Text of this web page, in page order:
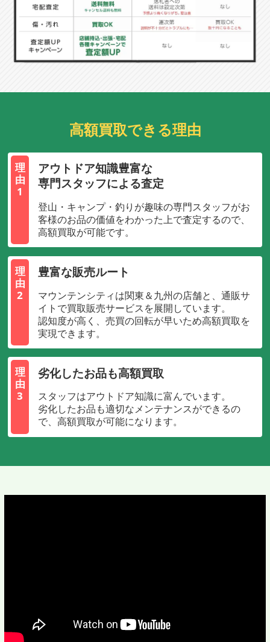
高額買取できる理由
理
由
1
アウトドア知識豊富な
専門スタッフによる査定
登山・キャンプ・釣りが趣味の専門スタッフがお
客様のお品の価値をわかった上で査定するので、
高額買取が可能です。
理
由
2
豊富な販売ルート
マウンテンシティは関東＆九州の店舗と、通販サ
イトで買取販売サービスを展開しています。
認知度が高く、売買の回転が早いため高額買取を
実現できます。
理
由
3
劣化したお品も高額買取
スタッフはアウトドア知識に富んでいます。
劣化したお品も適切なメンテナンスができるの
で、高額買取が可能になります。